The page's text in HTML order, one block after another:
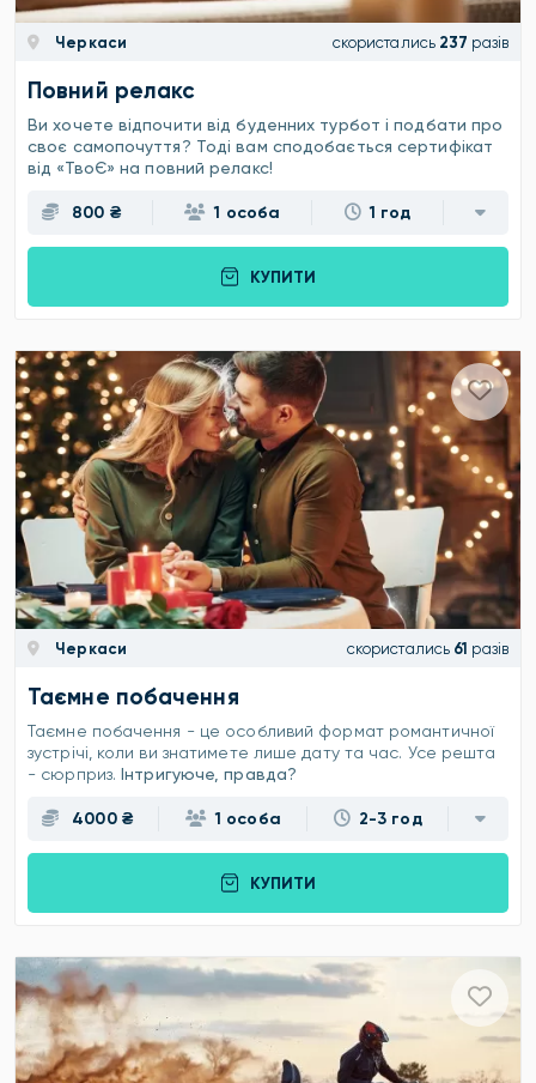
Черкаси скористались 237 разів
Повний релакс
Ви хочете відпочити від буденних турбот і подбати про
своє самопочуття? Тоді вам сподобається сертифікат
від «ТвоЄ» на повний релакс!
800 ₴ 1 особа 1 год
КУПИТИ
Черкаси скористались 61 разів
Таємне побачення
Таємне побачення - це особливий формат романтичної
зустрічі, коли ви знатимете лише дату та час. Усе решта
- сюрприз.Інтригуюче, правда?
4000 ₴ 1 особа 2-3 год
КУПИТИ